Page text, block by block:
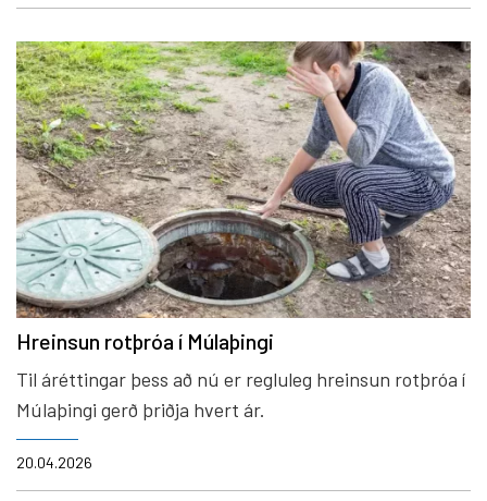
eiga erindi utan við Hafnargötu 11 að gera ráðstafanir
vegna þess. Beðist er velvirðingar á óþægindum sem
þetta kann að valda.
Hreinsun rotþróa í Múlaþingi
20.04.2026
Til áréttingar þess að nú er regluleg hreinsun rotþróa í
Múlaþingi gerð þriðja hvert ár.